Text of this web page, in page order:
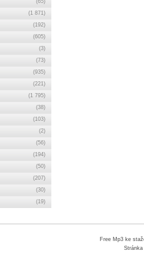
(65)
(1 871)
(192)
(605)
(3)
(73)
(935)
(221)
(1 795)
(38)
(103)
(2)
(56)
(194)
(50)
(207)
(30)
(19)
Free Mp3 ke
Stránka